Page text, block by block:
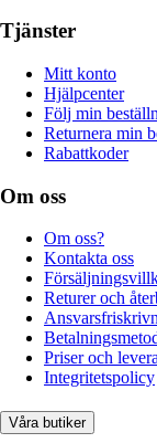
Tjänster
Mitt konto
Hjälpcenter
Följ min
Returnera min
Rabattkoder
Om oss
Om oss?
Kontakta oss
Returer och
Priser och
Integritetspolicy
Våra butiker